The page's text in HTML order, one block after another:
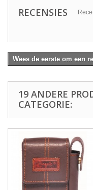
RECENSIES
Wees de eerste om een
19 ANDERE
CATEGORIE: